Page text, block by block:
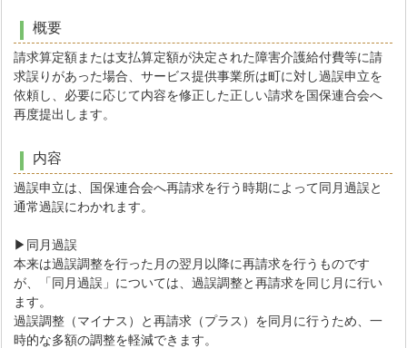
概要
請求算定額または支払算定額が決定された障害介護給付費等に請
求誤りがあった場合、サービス提供事業所は町に対し過誤申立を
依頼し、必要に応じて内容を修正した正しい請求を国保連合会へ
再度提出します。
内容
過誤申立は、国保連合会へ再請求を行う時期によって同月過誤と
通常過誤にわかれます。
▶同月過誤
本来は過誤調整を行った月の翌月以降に再請求を行うものです
が、「同月過誤」については、過誤調整と再請求を同じ月に行い
ます。
過誤調整（マイナス）と再請求（プラス）を同月に行うため、一
時的な多額の調整を軽減できます。